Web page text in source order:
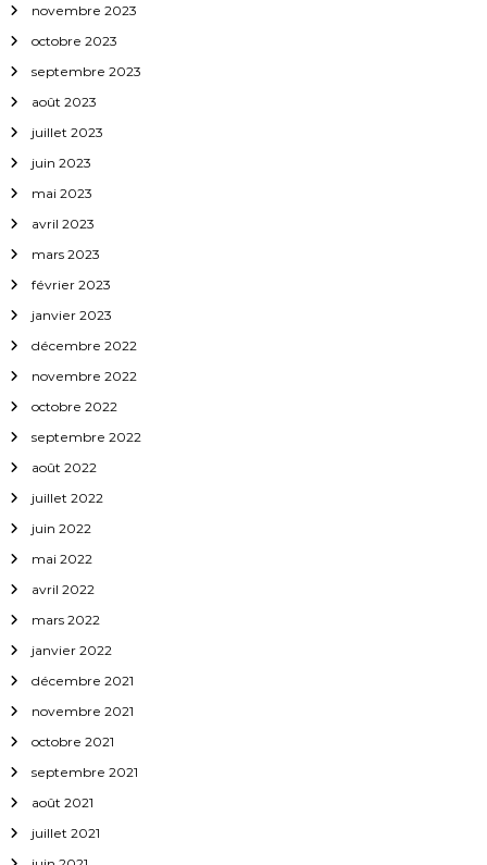
t
i
c
l
e
novembre 2023
octobre 2023
septembre 2023
août 2023
juillet 2023
juin 2023
mai 2023
avril 2023
mars 2023
février 2023
janvier 2023
décembre 2022
novembre 2022
octobre 2022
septembre 2022
août 2022
juillet 2022
juin 2022
mai 2022
avril 2022
mars 2022
janvier 2022
décembre 2021
novembre 2021
octobre 2021
septembre 2021
août 2021
juillet 2021